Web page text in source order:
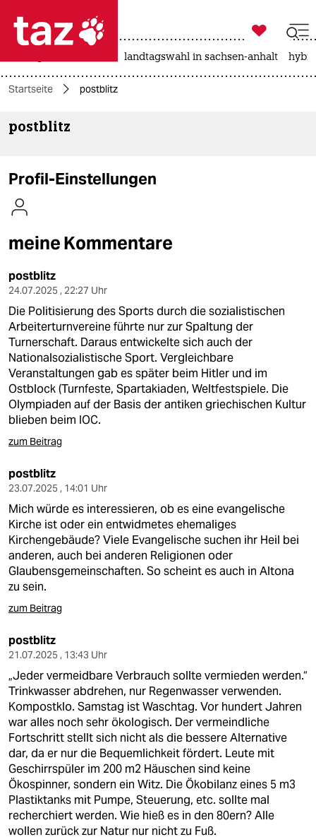
 taz zahl ich
themen
kultur
sport
berlin
nord
wahrheit
verlag
verlag
veranstaltungen
shop
fragen & hilfe
unterstützen
abo
genossenschaft
epaper login

taz zahl ich
landtagswahl in sachsen-anhalt
Startseite postblitz
postblitz
Profil-Einstellungen
meine Kommentare
postblitz
24.07.2025 , 22:27 Uhr
Die Politisierung des Sports durch die sozialistischen
Arbeiterturnvereine führte nur zur Spaltung der
Turnerschaft. Daraus entwickelte sich auch der
Nationalsozialistische Sport. Vergleichbare
Veranstaltungen gab es später beim Hitler und im
Ostblock (Turnfeste, Spartakiaden, Weltfestspiele. Die
Olympiaden auf der Basis der antiken griechischen Kultur
blieben beim IOC.
zum Beitrag
postblitz
23.07.2025 , 14:01 Uhr
Mich würde es interessieren, ob es eine evangelische
Kirche ist oder ein entwidmetes ehemaliges
Kirchengebäude? Viele Evangelische suchen ihr Heil bei
anderen, auch bei anderen Religionen oder
Glaubensgemeinschaften. So scheint es auch in Altona
zu sein.
zum Beitrag
postblitz
21.07.2025 , 13:43 Uhr
„Jeder vermeidbare Verbrauch sollte vermieden werden.“
Trinkwasser abdrehen, nur Regenwasser verwenden.
Kompostklo. Samstag ist Waschtag. Vor hundert Jahren
war alles noch sehr ökologisch. Der vermeindliche
Fortschritt stellt sich nicht als die bessere Alternative
dar, da er nur die Bequemlichkeit fördert. Leute mit
Geschirrspüler im 200 m2 Häuschen sind keine
Ökospinner, sondern ein Witz. Die Ökobilanz eines 5 m3
Plastiktanks mit Pumpe, Steuerung, etc. sollte mal
recherchiert werden. Wie hieß es in den 80ern? Alle
wollen zurück zur Natur nur nicht zu Fuß.